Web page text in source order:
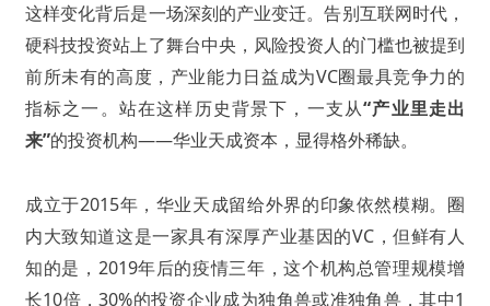
这样变化背后是一场深刻的产业变迁。告别互联网时代，
硬科技投资站上了舞台中央，风险投资人的门槛也被提到
前所未有的高度，产业能力日益成为VC圈最具竞争力的
指标之一。站在这样历史背景下，一支从“产业里走出
来”的投资机构——华业天成资本，显得格外稀缺。
成立于2015年，华业天成留给外界的印象依然模糊。圈
内大致知道这是一家具有深厚产业基因的VC，但鲜有人
知的是，2019年后的疫情三年，这个机构总管理规模增
长10倍，30%的投资企业成为独角兽或准独角兽，其中1